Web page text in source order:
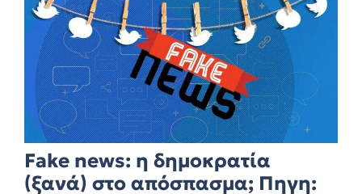
Fake news: η δημοκρατία
(ξανά) στο απόσπασμα; Πηγη: